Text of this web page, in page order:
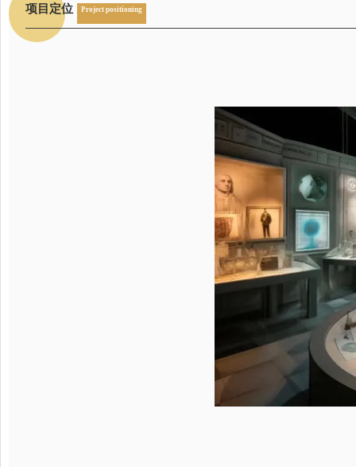
项目定位 Project positioning